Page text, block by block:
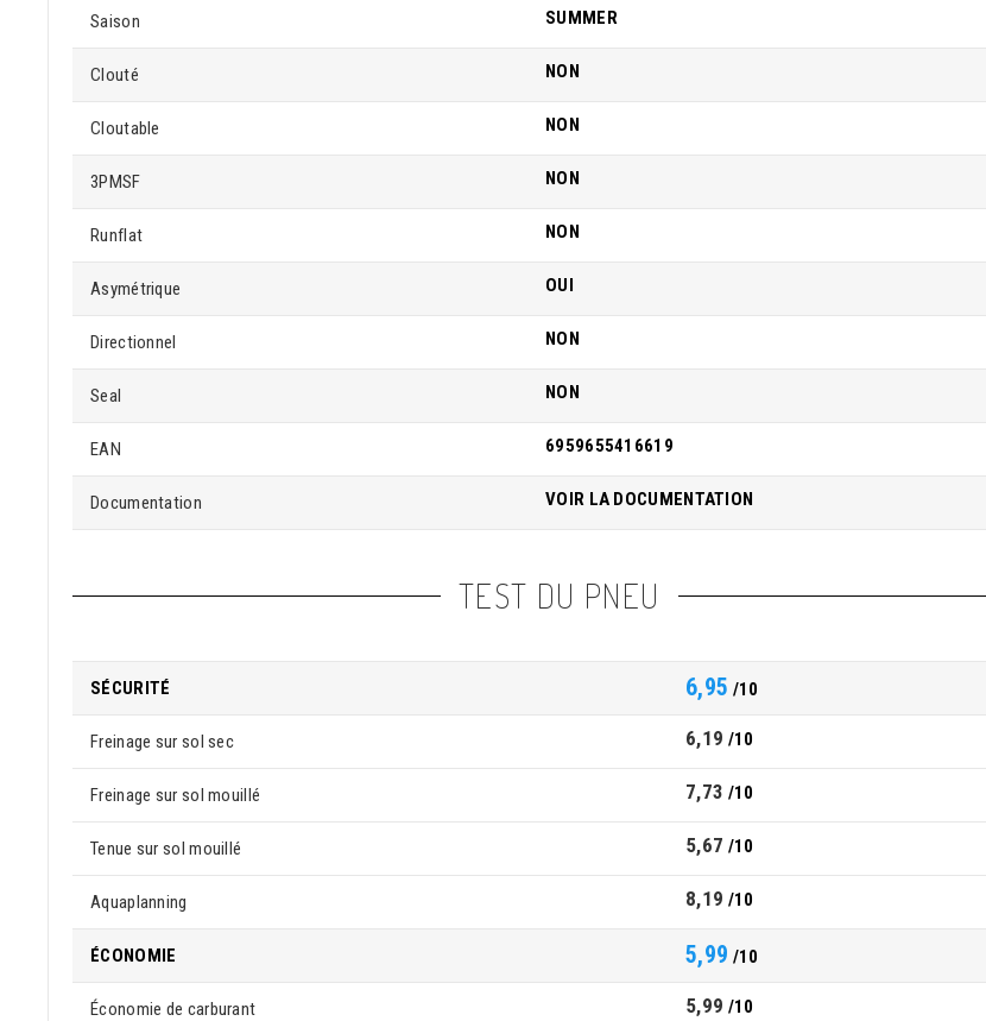
Saison SUMMER
Clouté NON
Cloutable NON
3PMSF NON
Runflat NON
Asymétrique OUI
Directionnel NON
Seal NON
EAN 6959655416619
Documentation VOIR LA DOCUMENTATION
TEST DU PNEU
SÉCURITÉ 6,95 /10
Freinage sur sol sec 6,19 /10
Freinage sur sol mouillé 7,73 /10
Tenue sur sol mouillé 5,67 /10
Aquaplanning 8,19 /10
ÉCONOMIE 5,99 /10
Économie de carburant 5,99 /10